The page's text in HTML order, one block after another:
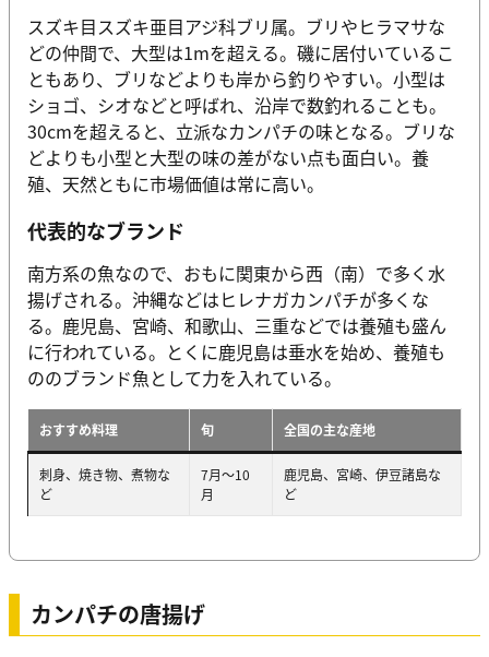
スズキ目スズキ亜目アジ科ブリ属。ブリやヒラマサな
どの仲間で、大型は1mを超える。磯に居付いているこ
ともあり、ブリなどよりも岸から釣りやすい。小型は
ショゴ、シオなどと呼ばれ、沿岸で数釣れることも。
30cmを超えると、立派なカンパチの味となる。ブリな
どよりも小型と大型の味の差がない点も面白い。養
殖、天然ともに市場価値は常に高い。
代表的なブランド
南方系の魚なので、おもに関東から西（南）で多く水
揚げされる。沖縄などはヒレナガカンパチが多くな
る。鹿児島、宮崎、和歌山、三重などでは養殖も盛ん
に行われている。とくに鹿児島は垂水を始め、養殖も
ののブランド魚として力を入れている。
おすすめ料理 旬 全国の主な産地
刺身、焼き物、煮物な
ど
7月～10
月
鹿児島、宮崎、伊豆諸島な
ど
カンパチの唐揚げ